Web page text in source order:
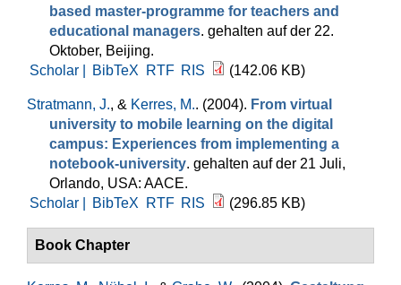
based master-programme for teachers and
educational managers. gehalten auf der 22.
Oktober, Beijing.
Scholar |
BibTeX RTF RIS (142.06 KB)
Stratmann, J., & Kerres, M.. (2004). From virtual
university to mobile learning on the digital
campus: Experiences from implementing a
notebook-university. gehalten auf der 21 Juli,
Orlando, USA: AACE.
Scholar |
BibTeX RTF RIS (296.85 KB)
Book Chapter